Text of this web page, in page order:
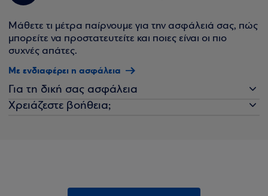
Μάθετε τι μέτρα παίρνουμε για την ασφάλειά σας, πώς
μπορείτε να προστατευτείτε και ποιες είναι οι πιο
συχνές απάτες.
Με ενδιαφέρει η ασφάλεια
Για τη δική σας ασφάλεια
Χρειάζεστε βοήθεια;